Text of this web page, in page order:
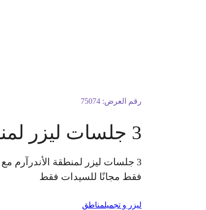
رقم العرض:75074
3 جلسات ليزر لمنطقة الأندرآرم مع 3 رتوش بجهاز جنتل ماكس برو
فقط مجانًا للسيدات فقط
ليزر و تجميلمناطق